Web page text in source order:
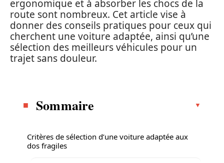
ergonomique et à absorber les chocs de la
route sont nombreux. Cet article vise à
donner des conseils pratiques pour ceux qui
cherchent une voiture adaptée, ainsi qu’une
sélection des meilleurs véhicules pour un
trajet sans douleur.
Sommaire
Critères de sélection d’une voiture adaptée aux
dos fragiles